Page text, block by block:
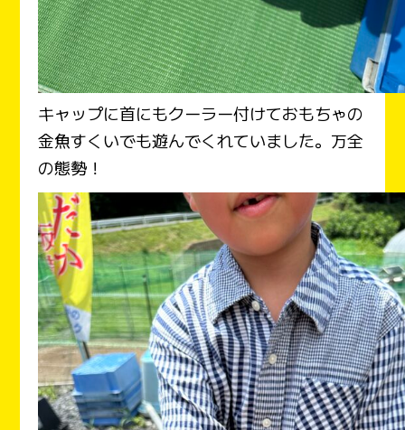
キャップに首にもクーラー付けておもちゃの
金魚すくいでも遊んでくれていました。万全
の態勢！